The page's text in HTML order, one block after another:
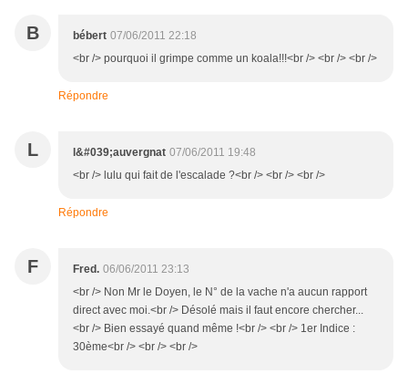
B bébert 07/06/2011 22:18
<br /> pourquoi il grimpe comme un koala!!!<br /> <br /> <br />
Répondre
L l&#039;auvergnat 07/06/2011 19:48
<br /> lulu qui fait de l'escalade ?<br /> <br /> <br />
Répondre
F Fred. 06/06/2011 23:13
<br /> Non Mr le Doyen, le N° de la vache n'a aucun rapport
direct avec moi.<br /> Désolé mais il faut encore chercher...
<br /> Bien essayé quand même !<br /> <br /> 1er Indice :
30ème<br /> <br /> <br />